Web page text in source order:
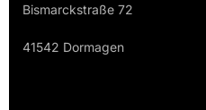
Bismarckstraße 72
41542 Dormagen